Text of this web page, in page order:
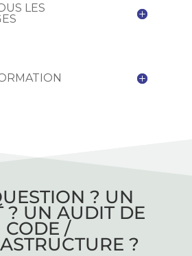
LES
? UN
? UN AUDIT DE
CODE /
?